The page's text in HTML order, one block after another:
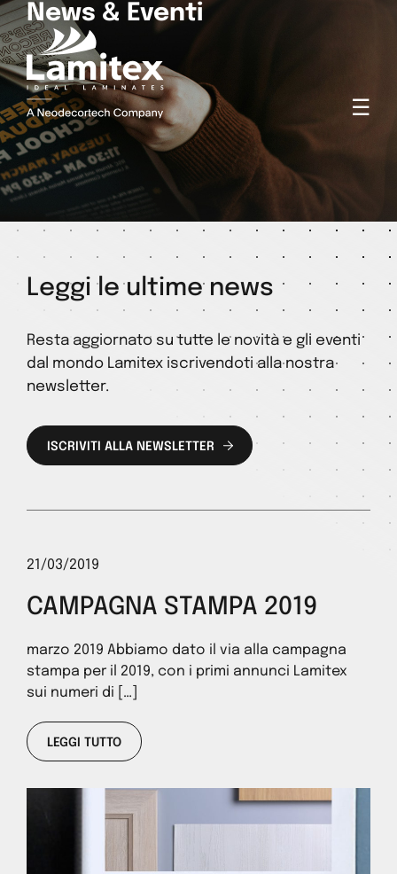
☰
News & Eventi
Leggi le ultime news
Resta aggiornato su tutte le novità e gli eventi
dal mondo Lamitex iscrivendoti alla nostra
newsletter.
ISCRIVITI ALLA NEWSLETTER
21/03/2019
CAMPAGNA STAMPA 2019
marzo 2019 Abbiamo dato il via alla campagna
stampa per il 2019, con i primi annunci Lamitex
sui numeri di […]
LEGGI TUTTO